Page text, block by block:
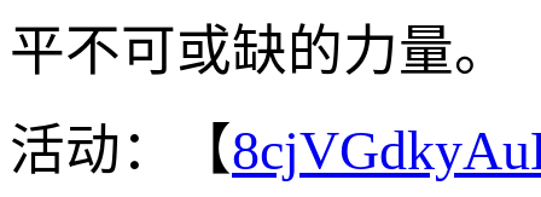
平不可或缺的力量。
活动：【